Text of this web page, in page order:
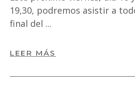
19,30, podremos asistir a
final del
LEER MÁS